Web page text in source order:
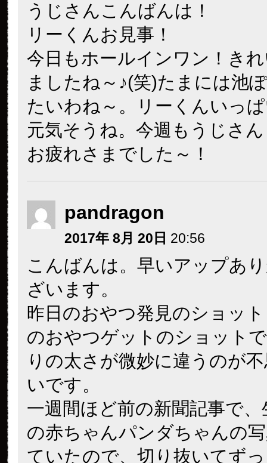
うじさんこんばんは！
リーくんお見事！
今日もホールインワン！き
ましたね～♪(笑)たまには池
たいわね～。リーくんいっ
元気そうね。今週もうじさ
お疲れさまでした～！
pandragon
2017年 8月 20日 20:56
こんばんは。早いアップあ
ざいます。
昨日のおやつ発見のショッ
のおやつゲットのショット
りの太さが微妙に違うのが
いです。
一週間ほど前の新聞記事で
の赤ちゃんパンダちゃんの
ていたので、切り抜いてず